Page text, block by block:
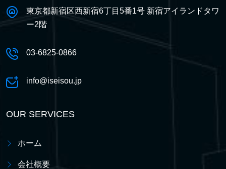
東京都新宿区西新宿6丁目5番1号 新宿アイランドタワ
ー2階
03-6825-0866
info@iseisou.jp
OUR SERVICES
ホーム
会社概要